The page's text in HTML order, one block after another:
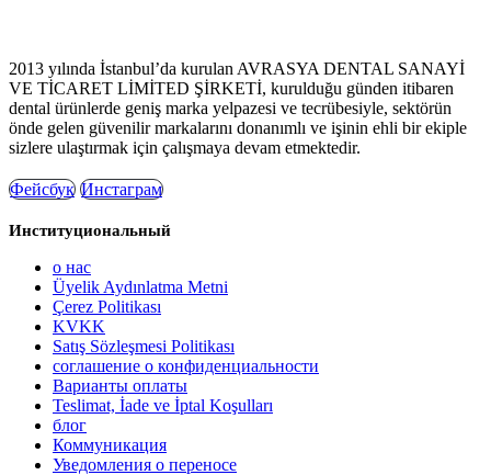
2013 yılında İstanbul’da kurulan AVRASYA DENTAL SANAYİ
VE TİCARET LİMİTED ŞİRKETİ, kurulduğu günden itibaren
dental ürünlerde geniş marka yelpazesi ve tecrübesiyle, sektörün
önde gelen güvenilir markalarını donanımlı ve işinin ehli bir ekiple
sizlere ulaştırmak için çalışmaya devam etmektedir.
Фейсбук Инстаграм
Институциональный
о нас
Üyelik Aydınlatma Metni
Çerez Politikası
KVKK
Satış Sözleşmesi Politikası
соглашение о конфиденциальности
Варианты оплаты
Teslimat, İade ve İptal Koşulları
блог
Коммуникация
Уведомления о переносе